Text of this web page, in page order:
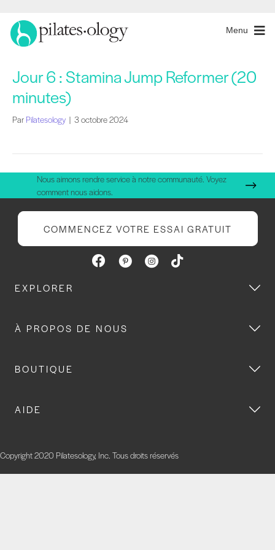
Menu
Jour 6 : Stamina Jump Reformer (20
minutes)
Par Pilatesology | 3 octobre 2024
Nous aimons rendre service à notre communauté. Voyez
comment nous aidons.
COMMENCEZ VOTRE ESSAI GRATUIT
EXPLORER
À PROPOS DE NOUS
BOUTIQUE
AIDE
Copyright 2020 Pilatesology, Inc. Tous droits réservés